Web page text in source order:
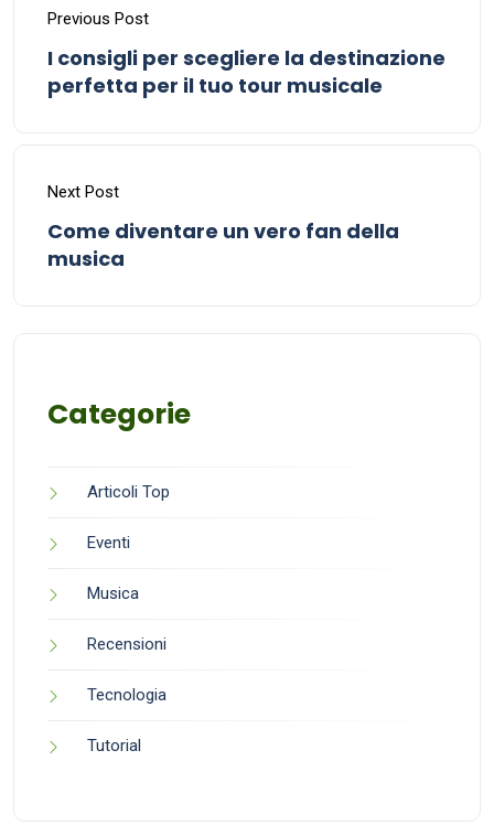
Previous Post
I consigli per scegliere la destinazione
perfetta per il tuo tour musicale
Next Post
Come diventare un vero fan della
musica
Categorie
Articoli Top
Eventi
Musica
Recensioni
Tecnologia
Tutorial